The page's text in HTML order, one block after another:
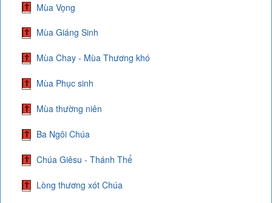
Mùa Vọng
Mùa Giáng Sinh
Mùa Chay - Mùa Thương khó
Mùa Phục sinh
Mùa thường niên
Ba Ngôi Chúa
Chúa Giêsu - Thánh Thể
Lòng thương xót Chúa